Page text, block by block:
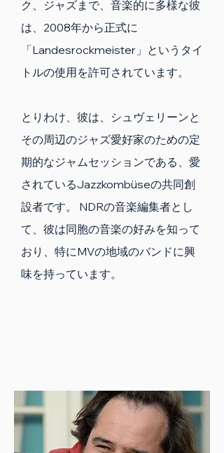
ク、ジャズまで、音楽的に多様な彼
は、2008年から正式に
「Landesrockmeister」というタイ
トルの使用を許可されています。
とりわけ、彼は、シュヴェリーンと
その周辺のジャズ愛好家のための定
期的なジャムセッションである、愛
されているJazzkombüseの共同創
設者です。 NDRの音楽編集者とし
て、彼は同胞の音楽の好みを知って
おり、特にMVの地域のバンドに興
味を持っています。